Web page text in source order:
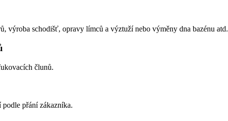
výroba schodišť, opravy límců a výztuží nebo výměny dna bazénu atd.
člunů.
přání zákazníka.